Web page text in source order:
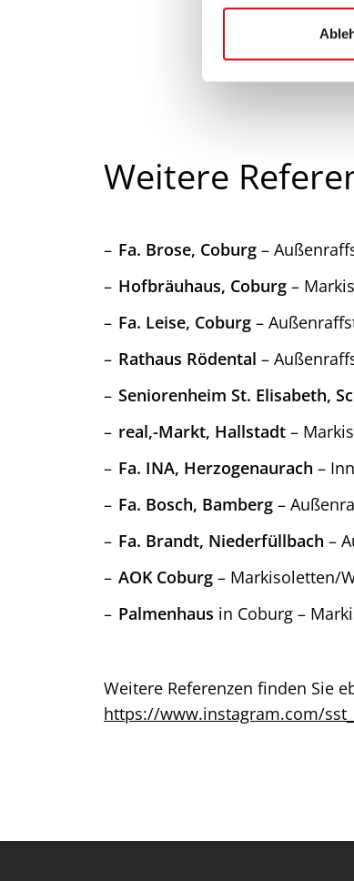
g
w
h
l
Weitere
Fa. Brose, Coburg –
Hofbräuhaus, Coburg –
Fa. Leise, Coburg –
Rathaus Rödental –
Seniorenheim St. Elisabeth,
real,-Markt, Hallstadt –
Fa. INA, Herzogenaurach –
Fa. Bosch, Bamberg –
Fa. Brandt, Niederfüllbach –
AOK Coburg – Markisoletten/
Palmenhaus in Coburg –
Weitere Referenzen finden Sie
https://www.instagram.com/